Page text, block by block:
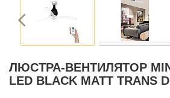
ЛЮСТРА-ВЕНТИЛЯТОР
LED BLACK MATT TRANS